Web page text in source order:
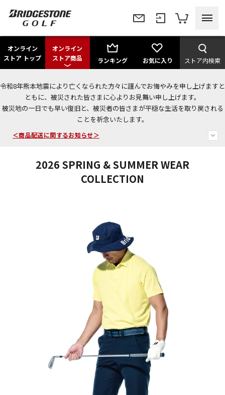
オンライン
ストア トップ
オンライン
ストア商品
ランキング お気に入り ストア内検索
令和8年熊本地震により亡くなられた方々に謹んでお悔やみを申し上げますと
ともに、被災された皆さまに心よりお見舞い申し上げます。
被災地の一日でも早い復旧と、被災者の皆さまが平穏な生活を取り戻される
ことを祈念いたします。
今なら新規会員登録で1,000円OFFクーポンプレゼント！
＜商品配送に関するお知らせ＞
＜夏季休暇中のご注文・発送・お問い合わせ＞
2026 SPRING & SUMMER WEAR
COLLECTION